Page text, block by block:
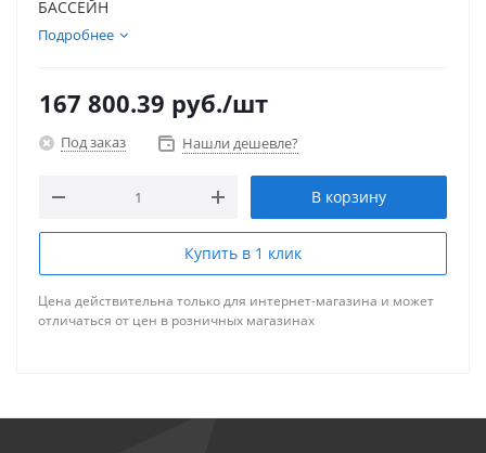
БАССЕЙН
Подробнее
167 800.39 руб./шт
Под заказ Нашли дешевле?
В корзину
Купить в 1 клик
Цена действительна только для интернет-магазина и может
отличаться от цен в розничных магазинах